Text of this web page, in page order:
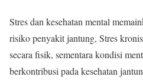
Stres dan kesehatan mental
risiko penyakit jantung, Stres
secara fisik, sementara kondisi
berkontribusi pada kesehatan